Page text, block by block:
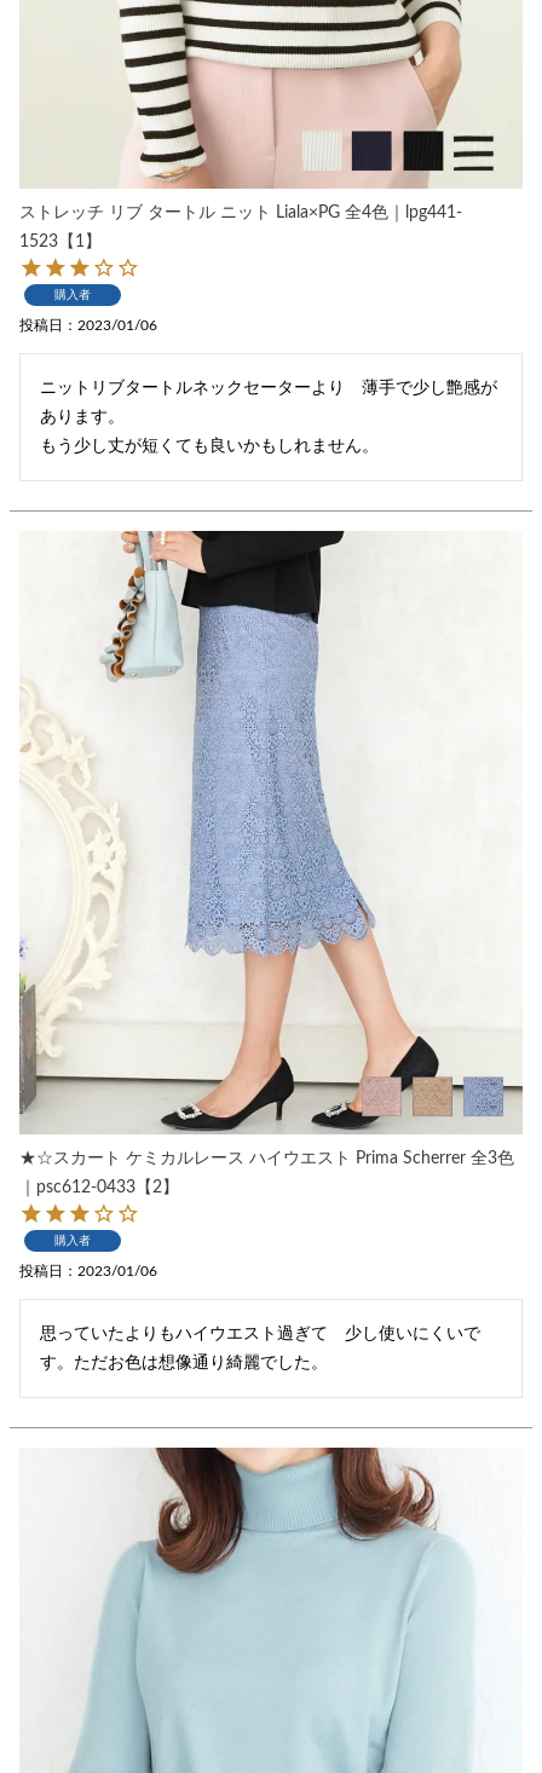
ストレッチ リブ タートル ニット Liala×PG 全4色｜lpg441-
1523【1】
購入者
投稿日 2023/01/06
ニットリブタートルネックセーターより　薄手で少し艶感が
あります。
もう少し丈が短くても良いかもしれません。
★☆スカート ケミカルレース ハイウエスト Prima Scherrer 全3色
｜psc612-0433【2】
購入者
投稿日 2023/01/06
思っていたよりもハイウエスト過ぎて　少し使いにくいで
す。ただお色は想像通り綺麗でした。